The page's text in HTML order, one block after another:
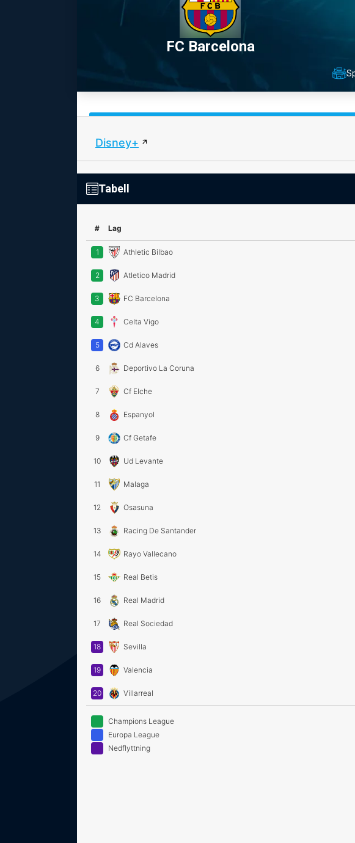
FC Barcelona
Disney+
Tabell
# Lag
1 Athletic Bilbao
2 Atletico Madrid
3 FC Barcelona
4 Celta Vigo
5 Cd Alaves
6 Deportivo La Coruna
7 Cf Elche
8 Espanyol
9 Cf Getafe
10 Ud Levante
11 Malaga
12 Osasuna
13 Racing De Santander
14 Rayo Vallecano
15 Real Betis
16 Real Madrid
17 Real Sociedad
18 Sevilla
19 Valencia
20 Villarreal
Champions League
Europa League
Nedflyttning